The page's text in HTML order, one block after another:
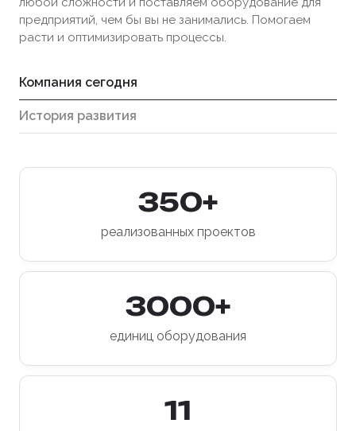
предприятий, чем бы вы не занимались. Помогаем
расти и оптимизировать процессы.
Компания сегодня
История развития
350+
реализованных проектов
3000+
единиц оборудования
11